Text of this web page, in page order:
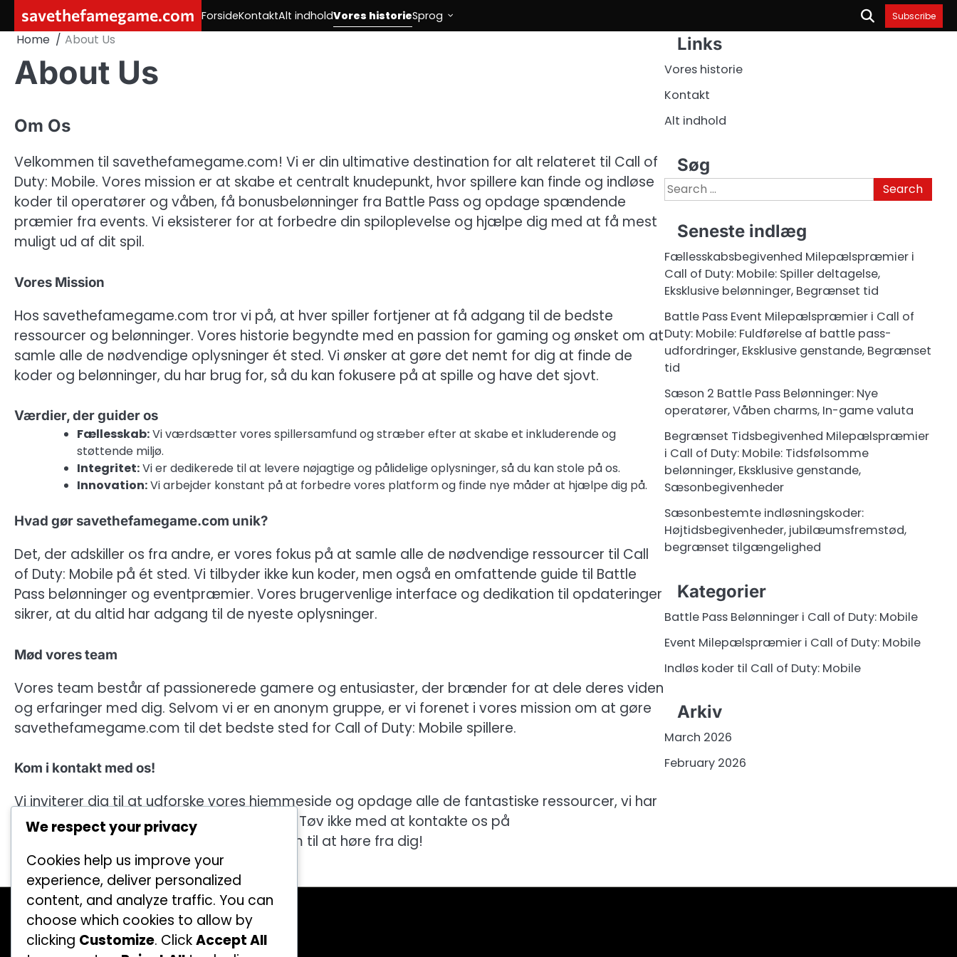
content
savethefamegame.com ForsideKontaktAlt indholdVores historieSprog Subscribe
Home About Us
About Us
Om Os
Velkommen til savethefamegame.com! Vi er din ultimative destination for alt relateret til Call of
Duty: Mobile. Vores mission er at skabe et centralt knudepunkt, hvor spillere kan finde og indløse
koder til operatører og våben, få bonusbelønninger fra Battle Pass og opdage spændende
præmier fra events. Vi eksisterer for at forbedre din spiloplevelse og hjælpe dig med at få mest
muligt ud af dit spil.
Vores Mission
Hos savethefamegame.com tror vi på, at hver spiller fortjener at få adgang til de bedste
ressourcer og belønninger. Vores historie begyndte med en passion for gaming og ønsket om at
samle alle de nødvendige oplysninger ét sted. Vi ønsker at gøre det nemt for dig at finde de
koder og belønninger, du har brug for, så du kan fokusere på at spille og have det sjovt.
Værdier, der guider os
Fællesskab:Vi værdsætter vores spillersamfund og stræber efter at skabe et inkluderende og
støttende miljø.
Integritet:Vi er dedikerede til at levere nøjagtige og pålidelige oplysninger, så du kan stole på os.
Innovation:Vi arbejder konstant på at forbedre vores platform og finde nye måder at hjælpe dig på.
Hvad gør savethefamegame.com unik?
Det, der adskiller os fra andre, er vores fokus på at samle alle de nødvendige ressourcer til Call
of Duty: Mobile på ét sted. Vi tilbyder ikke kun koder, men også en omfattende guide til Battle
Pass belønninger og eventpræmier. Vores brugervenlige interface og dedikation til opdateringer
sikrer, at du altid har adgang til de nyeste oplysninger.
Mød vores team
Vores team består af passionerede gamere og entusiaster, der brænder for at dele deres viden
og erfaringer med dig. Selvom vi er en anonym gruppe, er vi forenet i vores mission om at gøre
savethefamegame.com til det bedste sted for Call of Duty: Mobile spillere.
Kom i kontakt med os!
Vi inviterer dig til at udforske vores hjemmeside og opdage alle de fantastiske ressourcer, vi har
at tilbyde. Har du spørgsmål eller forslag? Tøv ikke med at kontakte os på
hello@savethefamegame.com
. Vi ser frem til at høre fra dig!
Links
Vores historie
Kontakt
Alt indhold
Søg
Search
for:
Seneste indlæg
Fællesskabsbegivenhed Milepælspræmier i
Call of Duty: Mobile: Spiller deltagelse,
Eksklusive belønninger, Begrænset tid
Battle Pass Event Milepælspræmier i Call of
Duty: Mobile: Fuldførelse af battle pass-
udfordringer, Eksklusive genstande, Begrænset
tid
Sæson 2 Battle Pass Belønninger: Nye
operatører, Våben charms, In-game valuta
Begrænset Tidsbegivenhed Milepælspræmier
i Call of Duty: Mobile: Tidsfølsomme
belønninger, Eksklusive genstande,
Sæsonbegivenheder
Sæsonbestemte indløsningskoder:
Højtidsbegivenheder, jubilæumsfremstød,
begrænset tilgængelighed
Kategorier
Battle Pass Belønninger i Call of Duty: Mobile
Event Milepælspræmier i Call of Duty: Mobile
Indløs koder til Call of Duty: Mobile
Arkiv
March 2026
February 2026
Kategorier
Battle Pass Belønninger i Call of Duty:
Mobile
We respect your privacy
Cookies help us improve your
experience, deliver personalized
content, and analyze traffic. You can
choose which cookies to allow by
clicking Customize. ClickAccept All